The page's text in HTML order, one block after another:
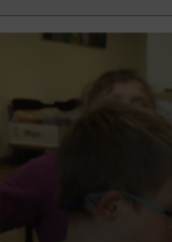
Versión
completa